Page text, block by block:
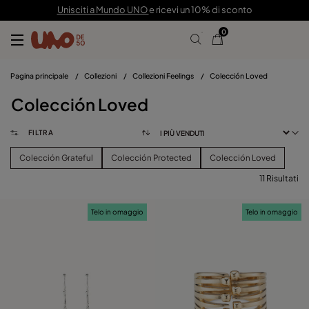
Unisciti a Mundo UNOe ricevi un 10% di sconto
0
Pagina principale / Collezioni / Collezioni Feelings / Colección Loved
Colección Loved
FILTRA
Colección Grateful Colección Protected Colección Loved
11 Risultati
Telo in omaggio Telo in omaggio